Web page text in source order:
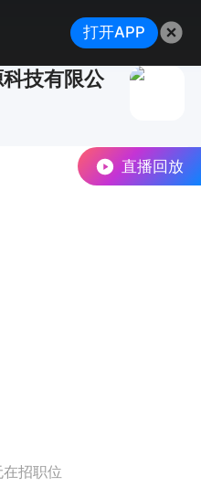
直播回放
技有限公
招职位
打开APP